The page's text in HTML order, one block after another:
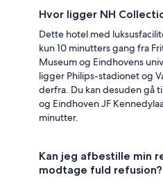
Hvor ligger NH
Dette hotel med
kun 10 minutters gang fra
Museum og Eindhovens
ligger Philips-stadionet og
derfra. Du kan desuden gå
og Eindhoven JF
minutter.
Kan jeg afbestille min
modtage fuld refusion?